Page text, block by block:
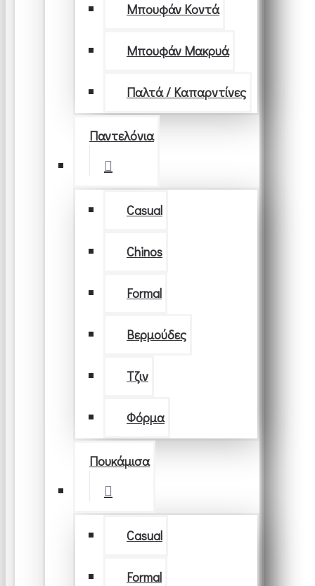
Μπουφάν Κοντά
Μπουφάν Μακρυά
Παλτά / Καπαρντίνες
Παντελόνια
Casual
Chinos
Formal
Βερμούδες
Τζιν
Φόρμα
Πουκάμισα
Casual
Formal